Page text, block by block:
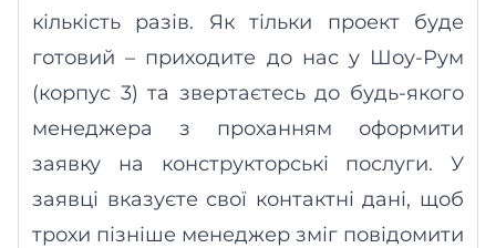
кількість разів. Як тільки проект буде
готовий – приходите до нас у Шоу-Рум
(корпус 3) та звертаєтесь до будь-якого
менеджера з проханням оформити
заявку на конструкторські послуги. У
заявці вказуєте свої контактні дані, щоб
трохи пізніше менеджер зміг повідомити